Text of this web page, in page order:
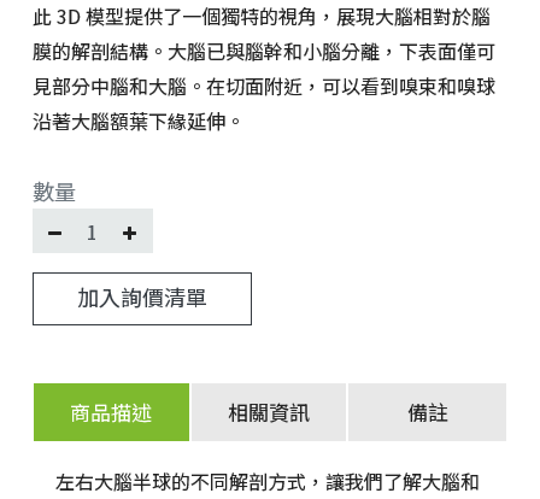
此 3D 模型提供了一個獨特的視角，展現大腦相對於腦
膜的解剖結構。大腦已與腦幹和小腦分離，下表面僅可
見部分中腦和大腦。在切面附近，可以看到嗅束和嗅球
沿著大腦額葉下緣延伸。
數量
加入詢價清單
商品描述 相關資訊 備註
左右大腦半球的不同解剖方式，讓我們了解大腦和